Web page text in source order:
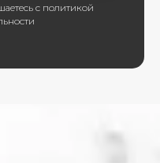
с политикой